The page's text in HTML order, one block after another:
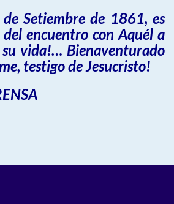
Setiembre de 1861, es
encuentro con Aquél a
vida!… Bienaventurado
testigo de Jesucristo!